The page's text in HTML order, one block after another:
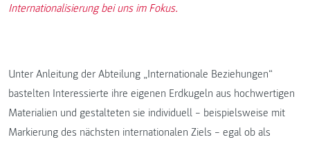
Internationalisierung bei uns im Fokus.
Unter Anleitung der Abteilung „Internationale Beziehungen“
bastelten Interessierte ihre eigenen Erdkugeln aus hochwertigen
Materialien und gestalteten sie individuell – beispielsweise mit
Markierung des nächsten internationalen Ziels – egal ob als